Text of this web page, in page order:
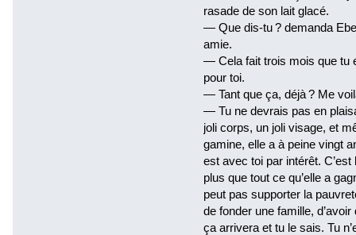
rasade de son lait glacé.
— Que dis-tu ? demanda
amie.
— Cela fait trois mois que tu
pour toi.
— Tant que ça, déjà ? Me
— Tu ne devrais pas en
joli corps, un joli visage, et
gamine, elle a à peine vingt
est avec toi par intérêt.
plus que tout ce qu’elle a
peut pas supporter la
de fonder une famille,
ça arrivera et tu le sais. Tu